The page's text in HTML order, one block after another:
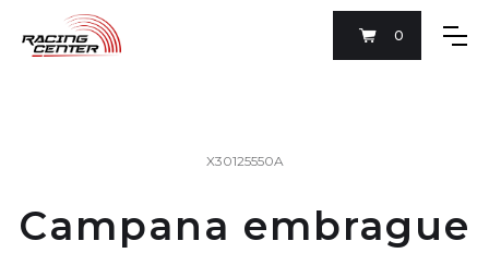
0
X30125550A
Campana embrague